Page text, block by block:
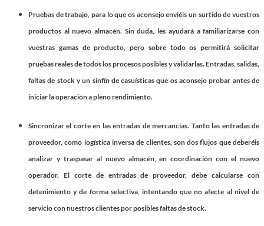
Pruebas de trabajo, para lo que os aconsejo enviéis un surtido de vuestros
productos al nuevo almacén. Sin duda, les ayudará a familiarizarse con
vuestras gamas de producto, pero sobre todo os permitirá solicitar
pruebas reales de todos los procesos posibles y validarlas. Entradas, salidas,
faltas de stock y un sinfín de casuísticas que os aconsejo probar antes de
iniciar la operación a pleno rendimiento.
Sincronizar el corte en las entradas de mercancías. Tanto las entradas de
proveedor, como logística inversa de clientes, son dos flujos que deberéis
analizar y traspasar al nuevo almacén, en coordinación con el nuevo
operador. El corte de entradas de proveedor, debe calcularse con
detenimiento y de forma selectiva, intentando que no afecte al nivel de
servicio con nuestros clientes por posibles faltas de stock.